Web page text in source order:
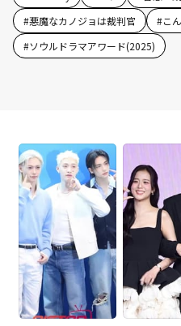
#悪魔なカノジョは裁判官 #こ
#ソウルドラマアワード(2025)